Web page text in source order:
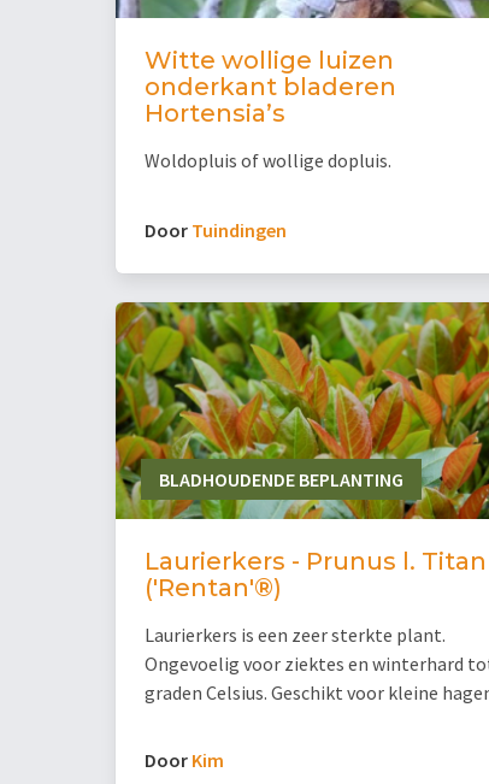
Witte wollige luizen
onderkant bladeren
Hortensia’s
Woldopluis of wollige dopluis.
Door Tuindingen
BLADHOUDENDE BEPLANTING
Laurierkers - Prunus l. Titan
('Rentan'®)
Laurierkers is een zeer sterkte plant.
Ongevoelig voor ziektes en winterhard
graden Celsius. Geschikt voor kleine
Door Kim